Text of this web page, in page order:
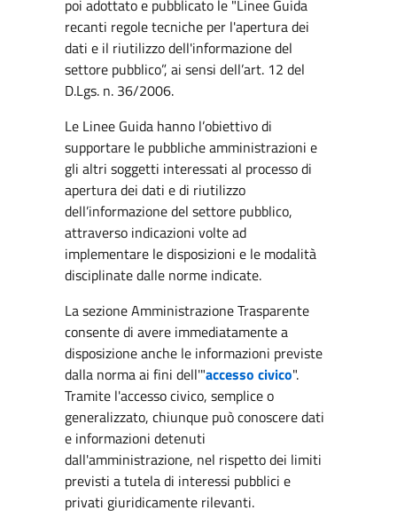
poi adottato e pubblicato le "Linee Guida
recanti regole tecniche per l'apertura dei
dati e il riutilizzo dell'informazione del
settore pubblico”, ai sensi dell’art. 12 del
D.Lgs. n. 36/2006.
Le Linee Guida hanno l’obiettivo di
supportare le pubbliche amministrazioni e
gli altri soggetti interessati al processo di
apertura dei dati e di riutilizzo
dell’informazione del settore pubblico,
attraverso indicazioni volte ad
implementare le disposizioni e le modalità
disciplinate dalle norme indicate.
La sezione Amministrazione Trasparente
consente di avere immediatamente a
disposizione anche le informazioni previste
dalla norma ai fini dell'"accesso civico".
Tramite l'accesso civico, semplice o
generalizzato, chiunque può conoscere dati
e informazioni detenuti
dall'amministrazione, nel rispetto dei limiti
previsti a tutela di interessi pubblici e
privati giuridicamente rilevanti.